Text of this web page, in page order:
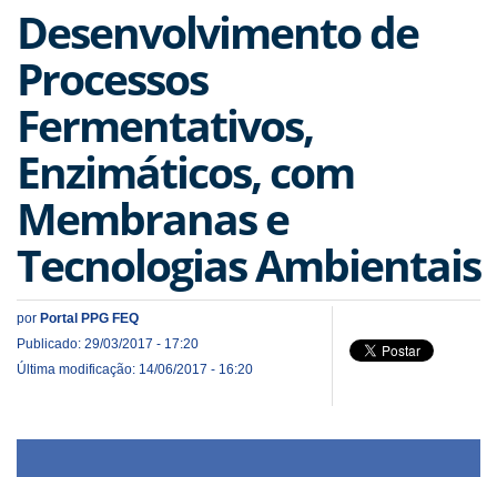
Desenvolvimento de
Processos
Fermentativos,
Enzimáticos, com
Membranas e
Tecnologias Ambientais
por Portal PPG FEQ
Publicado: 29/03/2017 - 17:20
Última modificação: 14/06/2017 - 16:20